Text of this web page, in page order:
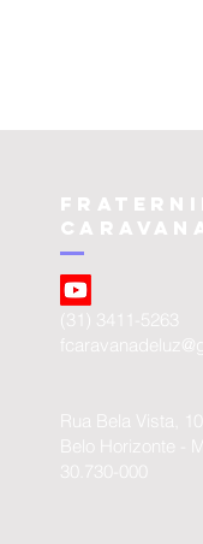
(31) 3411-5263
Rua Bela Vista,
Belo Horizonte -
30.730-000